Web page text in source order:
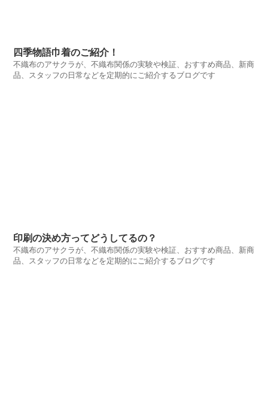
四季物語巾着のご紹介！
不織布のアサクラが、不織布関係の実験や検証、おすすめ商品、新商
品、スタッフの日常などを定期的にご紹介するブログです
印刷の決め方ってどうしてるの？
不織布のアサクラが、不織布関係の実験や検証、おすすめ商品、新商
品、スタッフの日常などを定期的にご紹介するブログです